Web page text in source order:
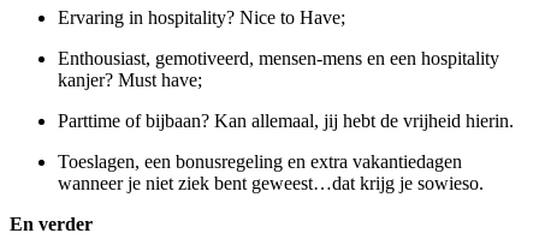
Ervaring in hospitality? Nice to Have;
Enthousiast, gemotiveerd, mensen-mens en een hospitality
kanjer? Must have;
Parttime of bijbaan? Kan allemaal, jij hebt de vrijheid hierin.
Toeslagen, een bonusregeling en extra vakantiedagen
wanneer je niet ziek bent geweest…dat krijg je sowieso.
En verder